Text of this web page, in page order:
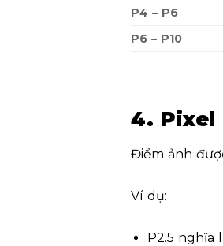
P4 – P6
P6 – P10
4. Pixel
Điểm ảnh
Ví dụ:
P2.5 nghĩa